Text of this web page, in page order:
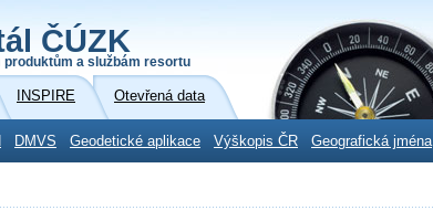
ČÚZK
a službám resortu
INSPIRE Otevřená data
DMVS Geodetické aplikace Výškopis ČR Geografická jména